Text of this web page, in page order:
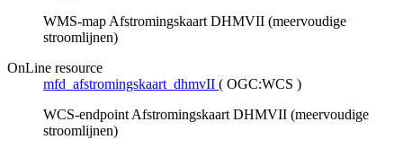
WMS-map Afstromingskaart DHMVII (meervoudige
stroomlijnen)
OnLine resource
mfd_afstromingskaart_dhmvII ( OGC:WCS )
WCS-endpoint Afstromingskaart DHMVII (meervoudige
stroomlijnen)